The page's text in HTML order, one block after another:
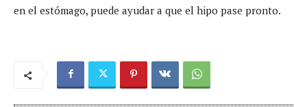
en el estómago, puede ayudar a que el hipo pase pronto.